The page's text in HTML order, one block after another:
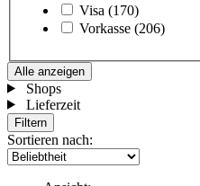
Visa (170)
Vorkasse (206)
Alle anzeigen
Shops
Lieferzeit
Filtern
Sortieren nach: